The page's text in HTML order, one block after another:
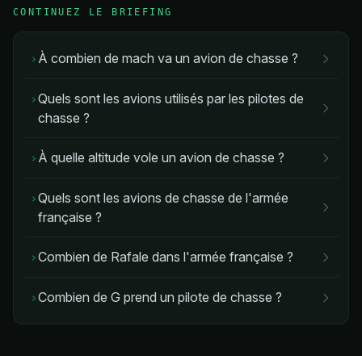
CONTINUEZ LE BRIEFING
› À combien de mach va un avion de chasse ?
›Quels sont les avions utilisés par les pilotes de
chasse ?
› À quelle altitude vole un avion de chasse ?
›Quels sont les avions de chasse de l'armée
française ?
›Combien de Rafale dans l'armée française ?
›Combien de G prend un pilote de chasse ?